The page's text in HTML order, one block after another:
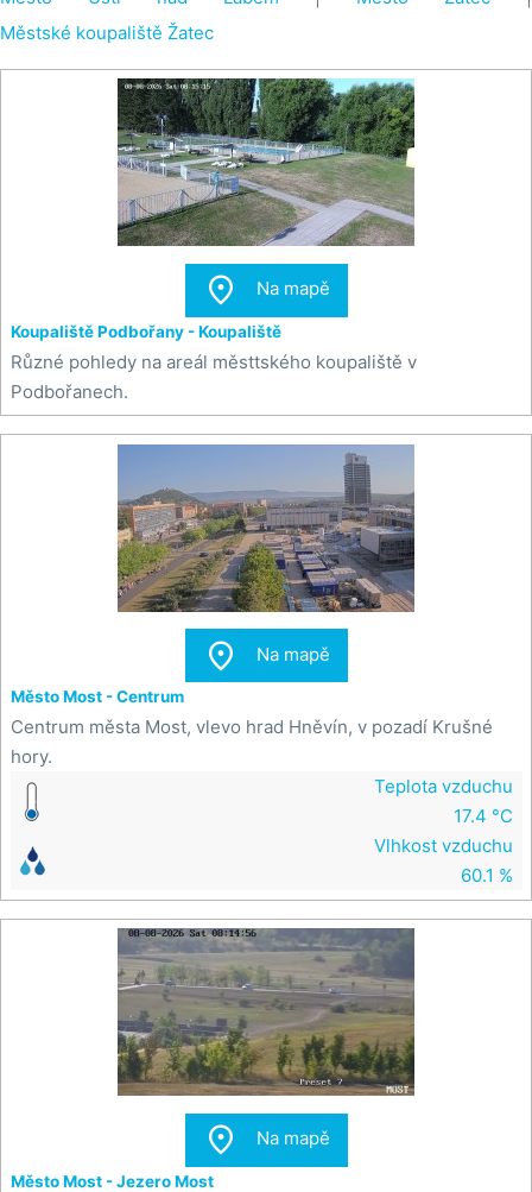
Městské koupaliště Žatec
 Na mapě
Koupaliště Podbořany - Koupaliště
Různé pohledy na areál městtského koupaliště v
Podbořanech.
 Na mapě
Město Most - Centrum
Centrum města Most, vlevo hrad Hněvín, v pozadí Krušné
hory.
Teplota vzduchu
17.4 °C
Vlhkost vzduchu
60.1 %
 Na mapě
Město Most - Jezero Most